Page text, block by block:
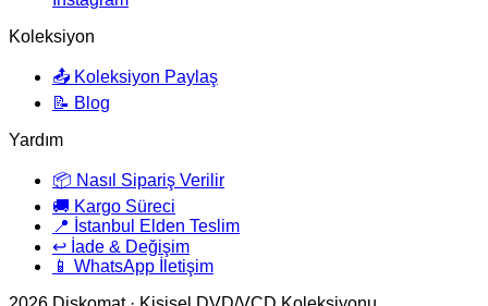
Koleksiyon
📤 Koleksiyon Paylaş
📝 Blog
Yardım
📦 Nasıl Sipariş Verilir
🚚 Kargo Süreci
📍 İstanbul Elden Teslim
↩️ İade & Değişim
📱 WhatsApp İletişim